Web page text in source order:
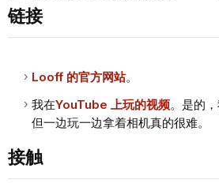
链接
Looff 的官方网站。
我在YouTube 上玩的视频。是的
但一边玩一边拿着相机真的很难。
接触